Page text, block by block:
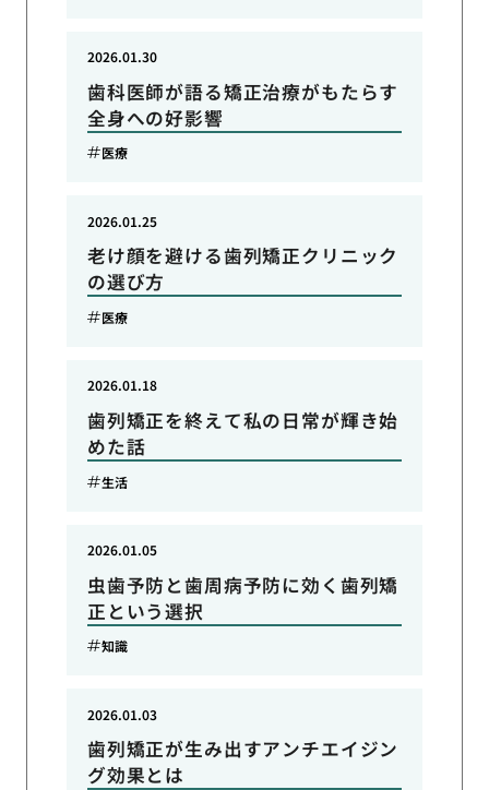
歯科医師が語る矯正治療がもたらす
全身への好影響
2026.01.30
医療
老け顔を避ける歯列矯正クリニック
の選び方
2026.01.25
医療
歯列矯正を終えて私の日常が輝き始
めた話
2026.01.18
生活
虫歯予防と歯周病予防に効く歯列矯
正という選択
2026.01.05
知識
歯列矯正が生み出すアンチエイジン
グ効果とは
2026.01.03